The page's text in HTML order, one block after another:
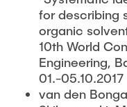
for describing
organic
10th World
Engineering,
01.-05.10.2017
van den